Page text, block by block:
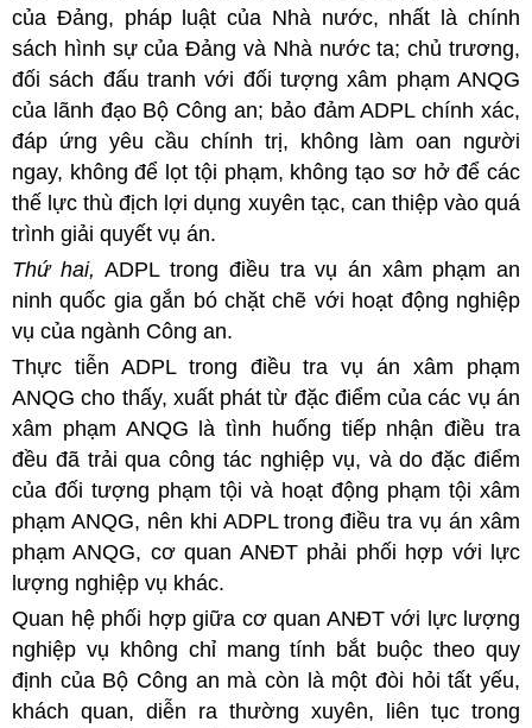
của Đảng, pháp luật của Nhà nước, nhất là chính
sách hình sự của Đảng và Nhà nước ta; chủ trương,
đối sách đấu tranh với đối tượng xâm phạm ANQG
của lãnh đạo Bộ Công an; bảo đảm ADPL chính xác,
đáp ứng yêu cầu chính trị, không làm oan người
ngay, không để lọt tội phạm, không tạo sơ hở để các
thế lực thù địch lợi dụng xuyên tạc, can thiệp vào quá
trình giải quyết vụ án.
Thứ hai, ADPL trong điều tra vụ án xâm phạm an
ninh quốc gia gắn bó chặt chẽ với hoạt động nghiệp
vụ của ngành Công an.
Thực tiễn ADPL trong điều tra vụ án xâm phạm
ANQG cho thấy, xuất phát từ đặc điểm của các vụ án
xâm phạm ANQG là tình huống tiếp nhận điều tra
đều đã trải qua công tác nghiệp vụ, và do đặc điểm
của đối tượng phạm tội và hoạt động phạm tội xâm
phạm ANQG, nên khi ADPL trong điều tra vụ án xâm
phạm ANQG, cơ quan ANĐT phải phối hợp với lực
lượng nghiệp vụ khác.
Quan hệ phối hợp giữa cơ quan ANĐT với lực lượng
nghiệp vụ không chỉ mang tính bắt buộc theo quy
định của Bộ Công an mà còn là một đòi hỏi tất yếu,
khách quan, diễn ra thường xuyên, liên tục trong